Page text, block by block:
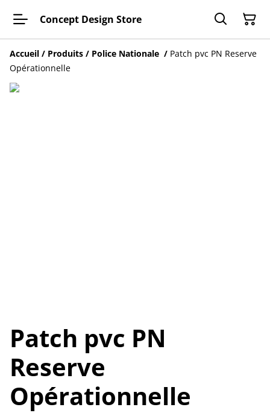
Concept Design Store
Accueil / Produits / Police Nationale / Patch pvc PN Reserve
Opérationnelle
Patch pvc PN
Reserve
Opérationnelle